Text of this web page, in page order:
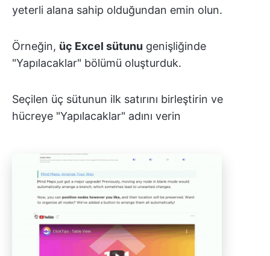
yeterli alana sahip olduğundan emin olun.
Örneğin, üç Excel sütunu genişliğinde
"Yapılacaklar" bölümü oluşturduk.
Seçilen üç sütunun ilk satırını birleştirin ve
hücreye "Yapılacaklar" adını verin